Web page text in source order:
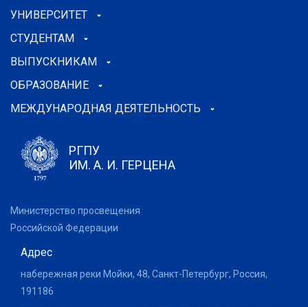
УНИВЕРСИТЕТ
СТУДЕНТАМ
ВЫПУСКНИКАМ
ОБРАЗОВАНИЕ
МЕЖДУНАРОДНАЯ ДЕЯТЕЛЬНОСТЬ
РГПУ
ИМ. А. И. ГЕРЦЕНА
Министерство просвещения
Российской Федерации
Адрес
набережная реки Мойки, 48, Санкт-Петербург, Россия,
191186